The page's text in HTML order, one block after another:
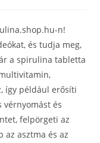
n!
és tudja meg,
a spirulina tabletta
így például erősíti
vérnyomást és
felpörgeti az
az asztma és az